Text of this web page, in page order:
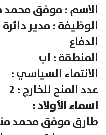
الاسم : موفق محمد
الوظيفة : مدير
الدفاع
المنطقة : اب
الانتماء السياسي :
عدد المنح للخارج : 2
اسماء الأولاد :
طارق موفق محمد